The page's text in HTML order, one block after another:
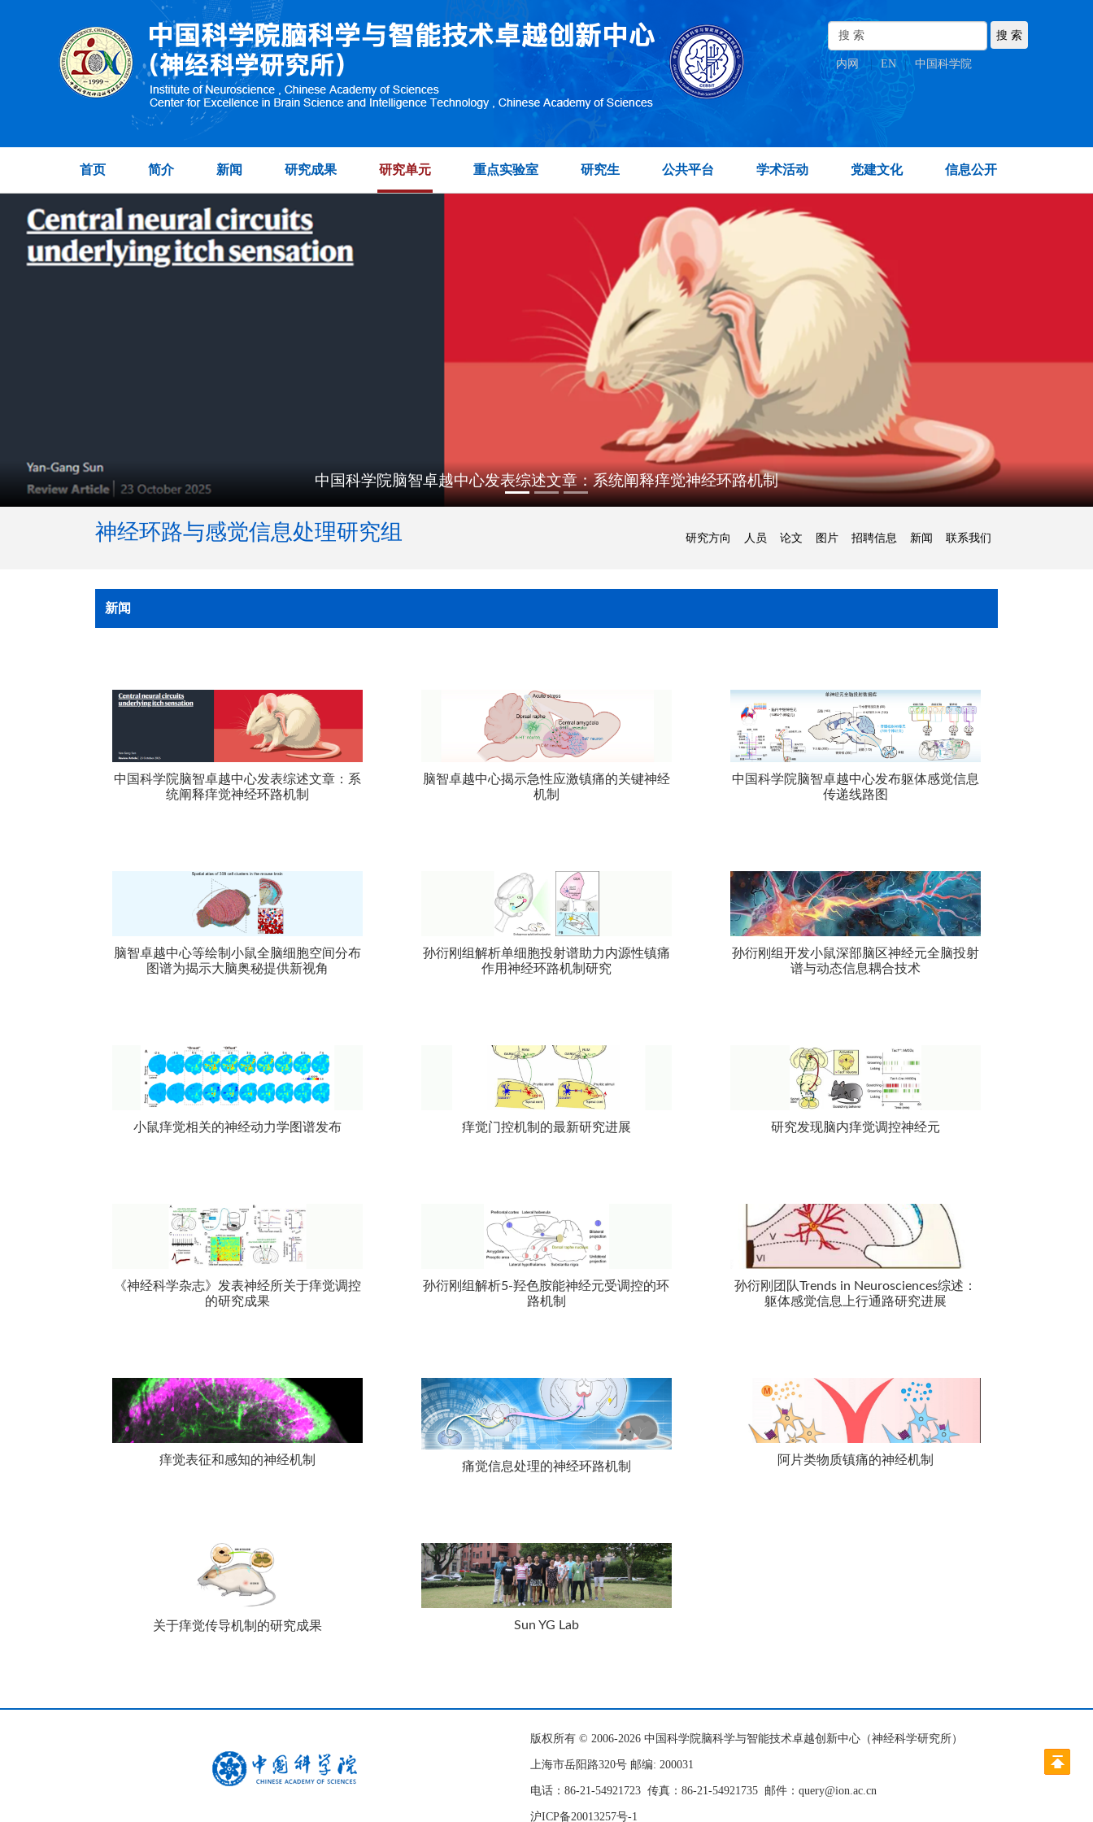
内网 EN | 中国科学院
首页 简介 新闻 研究成果 研究单元 重点实验室 研究生 公共平台 学术活动 党建文化 信息公开
中国科学院脑智卓越中心发表综述文章：系统阐释痒觉神经环路机制
神经环路与感觉信息处理研究组 研究方向 人员 论文 图片 招聘信息 新闻 联系我们
新闻
中国科学院脑智卓越中心发表综述文章：系
统阐释痒觉神经环路机制
脑智卓越中心揭示急性应激镇痛的关键神经
机制
中国科学院脑智卓越中心发布躯体感觉信息
传递线路图
脑智卓越中心等绘制小鼠全脑细胞空间分布
图谱为揭示大脑奥秘提供新视角
孙衍刚组解析单细胞投射谱助力内源性镇痛
作用神经环路机制研究
孙衍刚组开发小鼠深部脑区神经元全脑投射
谱与动态信息耦合技术
小鼠痒觉相关的神经动力学图谱发布 痒觉门控机制的最新研究进展 研究发现脑内痒觉调控神经元
《神经科学杂志》发表神经所关于痒觉调控
的研究成果
孙衍刚组解析5-羟色胺能神经元受调控的环
路机制
孙衍刚团队Trends in Neurosciences综述：
躯体感觉信息上行通路研究进展
痒觉表征和感知的神经机制
痛觉信息处理的神经环路机制
阿片类物质镇痛的神经机制
关于痒觉传导机制的研究成果 Sun YG Lab
版权所有 © 2006-2026 中国科学院脑科学与智能技术卓越创新中心（神经科学研究所）
上海市岳阳路320号 邮编: 200031
电话：86-21-54921723 传真：86-21-54921735 邮件：query@ion.ac.cn
沪ICP备20013257号-1